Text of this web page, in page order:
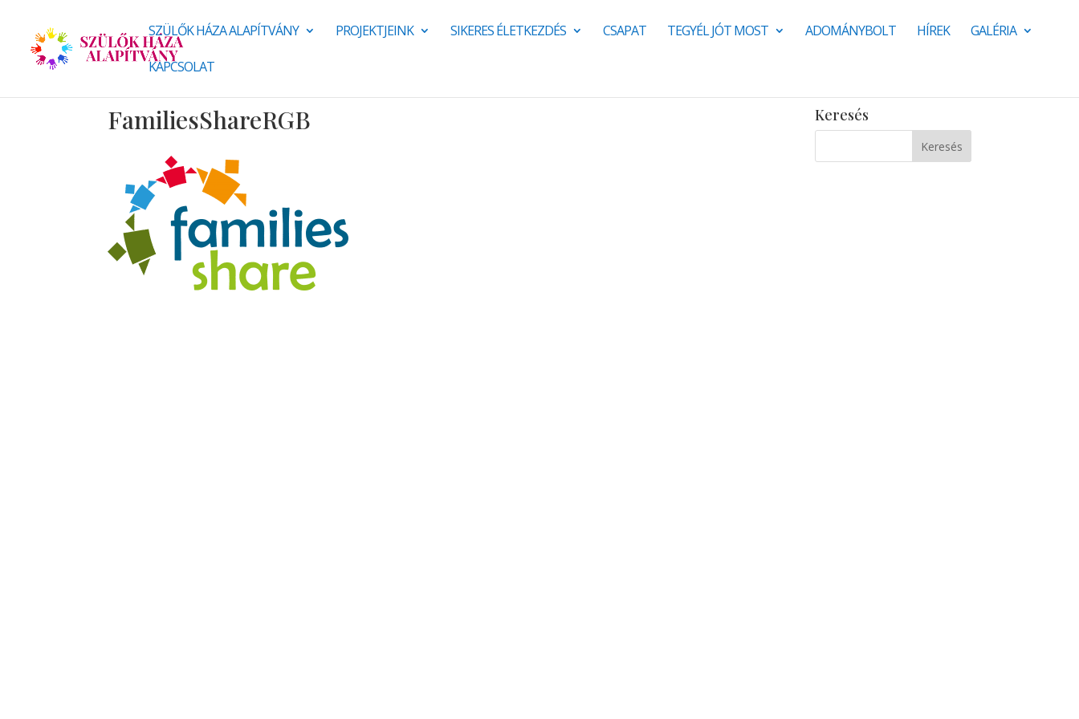
SZÜLŐK HÁZA ALAPÍTVÁNY PROJEKTJEINK SIKERES ÉLETKEZDÉS CSAPAT TEGYÉL JÓT MOST ADOMÁNYBOLT HÍREK GALÉRIA
KAPCSOLAT
FamiliesShareRGB Keresés